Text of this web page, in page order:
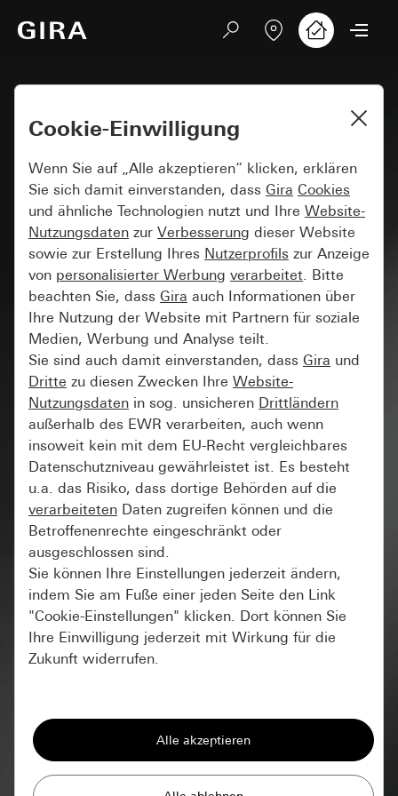
Wie smart darf es sein?
Ja!
Cookie-Einwilligung
Wenn Sie auf „Alle akzeptieren“ klicken, erklären
Sie sich damit einverstanden, dass Gira Cookies
und ähnliche Technologien nutzt und Ihre Website-
Nutzungsdaten zur Verbesserung dieser Website
sowie zur Erstellung Ihres Nutzerprofils zur Anzeige
von personalisierter Werbung verarbeitet. Bitte
beachten Sie, dass Gira auch Informationen über
Ihre Nutzung der Website mit Partnern für soziale
Medien, Werbung und Analyse teilt.
Sie sind auch damit einverstanden, dass Gira und
Dritte zu diesen Zwecken Ihre Website-
Nutzungsdaten in sog. unsicheren Drittländern
außerhalb des EWR verarbeiten, auch wenn
insoweit kein mit dem EU-Recht vergleichbares
Datenschutzniveau gewährleistet ist. Es besteht
u.a. das Risiko, dass dortige Behörden auf die
verarbeiteten Daten zugreifen können und die
Betroffenenrechte eingeschränkt oder
ausgeschlossen sind.
Sie können Ihre Einstellungen jederzeit ändern,
indem Sie am Fuße einer jeden Seite den Link
"Cookie-Einstellungen" klicken. Dort können Sie
Ihre Einwilligung jederzeit mit Wirkung für die
Zukunft widerrufen.
Alle Cookies, die wir benötigen um Ihnen die